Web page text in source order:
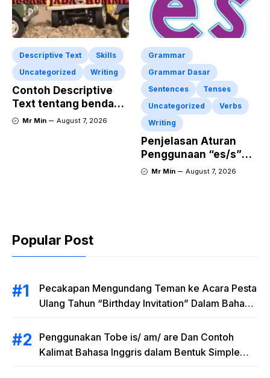
Descriptive Text
Skills
Uncategorized
Writing
Contoh Descriptive
Text tentang benda
“Diecast JADA –
Mr Min August 7, 2026
Grammar
Grammar Dasar
Sentences
Tenses
Uncategorized
Verbs
Writing
Penjelasan Aturan
Penggunaan “es/s”
dalam Kalimat Bahasa
Mr Min August 7, 2026
Popular Post
Pecakapan Mengundang Teman ke Acara Pesta
Ulang Tahun “Birthday Invitation” Dalam Bahasa
Penggunakan Tobe is/ am/ are Dan Contoh
Kalimat Bahasa Inggris dalam Bentuk Simple